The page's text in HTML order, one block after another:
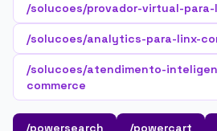
/solucoes/provador-virtual-para-
/solucoes/analytics-para-linx-
/solucoes/atendimento-
commerce
/powersearch /powercart